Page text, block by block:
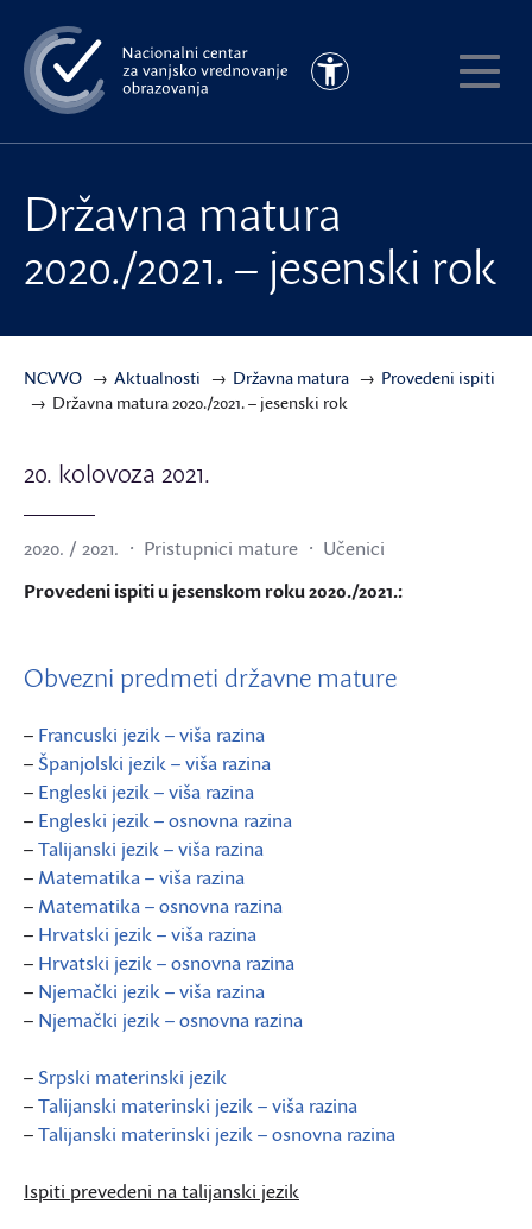
na
glavni
sadržaj
Pristupačnost
Državna matura
2020./2021. – jesenski rok
NCVVO Aktualnosti Državna matura
Provedeni ispiti
Državna matura 2020./2021. – jesenski rok
20. kolovoza 2021.
2020. / 2021. Pristupnici mature
Učenici
Provedeni ispiti u jesenskom roku 2020./2021.:
Obvezni predmeti državne mature
– Francuski jezik – viša razina
–Španjolski jezik – viša razina
– Engleski jezik – viša razina
– Engleski jezik – osnovna razina
–Talijanski jezik – viša razina
– Matematika – viša razina
– Matematika – osnovna razina
– Hrvatski jezik – viša razina
– Hrvatski jezik – osnovna razina
– Njemački jezik – viša razina
– Njemački jezik – osnovna razina
–Srpski materinski jezik
–Talijanski materinski jezik – viša razina
–Talijanski materinski jezik – osnovna razina
Ispiti prevedeni na talijanski jezik